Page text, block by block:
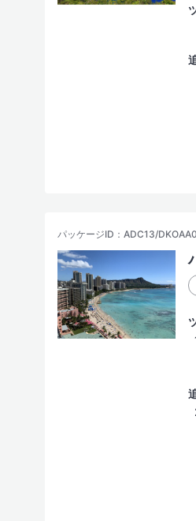
サービス・施
ヴィラ
ホテル設備・サ
プール
レストラ
パッケージID：ADC13/